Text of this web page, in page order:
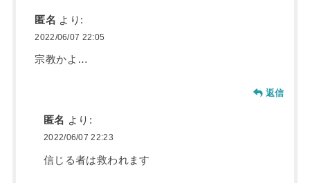
匿名 より:
2022/06/07 22:05
宗教かよ…
返信
匿名 より:
2022/06/07 22:23
信じる者は救われます